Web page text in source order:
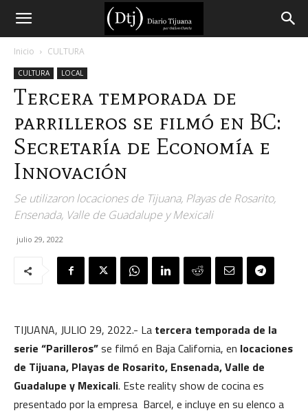
Diario
Tijuana
Inicio CULTURA
CULTURA LOCAL
Tercera temporada de
parrilleros se filmó en BC:
Secretaría de Economía e
Innovación
Se utilizaron locaciones de Tijuana, Playas de Rosarito,
Ensenada, Valle de Guadalupe y Mexicali
julio 29, 2022
TIJUANA, JULIO 29, 2022.- La tercera temporada de la
serie “Parilleros”se filmó en Baja California, en locaciones
de Tijuana, Playas de Rosarito, Ensenada, Valle de
Guadalupe y Mexicali. Este reality show de cocina es
presentado por la empresa Barcel, e incluye en su elenco a